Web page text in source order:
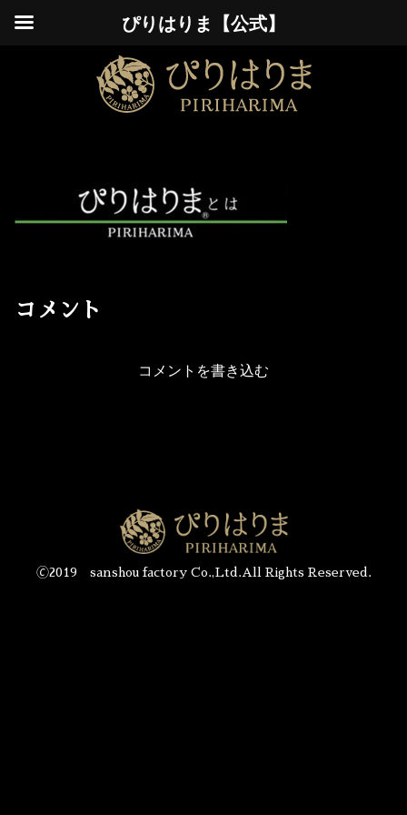
コメント
コメントを書き込む
🄫2019 sanshou factory Co.,Ltd.All Rights Reserved.
ぴりはりま【公式】